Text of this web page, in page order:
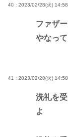
40 : 2023/02/28(火)
ファザ
やなって
41 : 2023/02/28(火)
洗礼を
よ